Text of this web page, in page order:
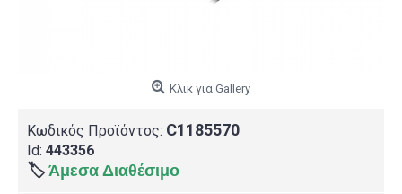
Κλικ για Gallery
Κωδικός Προϊόντος: C1185570
Id: 443356
🏷️ Άμεσα Διαθέσιμο